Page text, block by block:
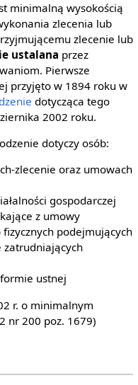
minimalną wysokością
zlecenia lub
zlecenie lub
ustalana przez
Pierwsze
przyjęto w 1894 roku w
dotycząca tego
2002 roku.
dotyczy osób:
zlecenie oraz umowach
gospodarczej
z umowy
podejmujących
zatrudniających
ustnej
r. o minimalnym
nr 200 poz. 1679)